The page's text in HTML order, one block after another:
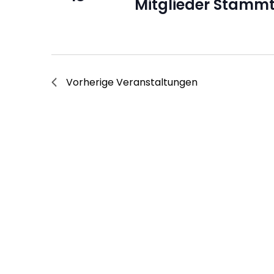
Mitglieder
VorherigeVeranstaltungen